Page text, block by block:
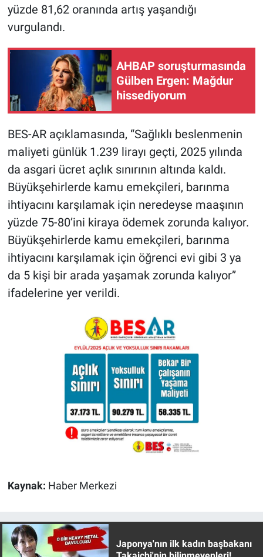
yüzde 81,62 oranında artış yaşandığı
vurgulandı.
AHBAP soruşturmasında
Gülben Ergen: Mağdur
hissediyorum
BES-AR açıklamasında, “Sağlıklı beslenmenin
maliyeti günlük 1.239 lirayı geçti, 2025 yılında
da asgari ücret açlık sınırının altında kaldı.
Büyükşehirlerde kamu emekçileri, barınma
ihtiyacını karşılamak için neredeyse maaşının
yüzde 75-80’ini kiraya ödemek zorunda kalıyor.
Büyükşehirlerde kamu emekçileri, barınma
ihtiyacını karşılamak için öğrenci evi gibi 3 ya
da 5 kişi bir arada yaşamak zorunda kalıyor”
ifadelerine yer verildi.
Kaynak: Haber Merkezi
Japonya'nın ilk kadın başbakanı
Yerel Gündem
Canlı Yayın